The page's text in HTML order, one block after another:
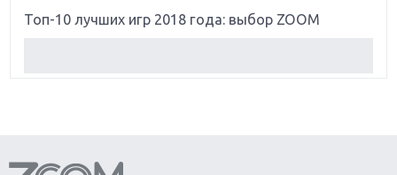
Топ-10 лучших игр 2018 года: выбор ZOOM